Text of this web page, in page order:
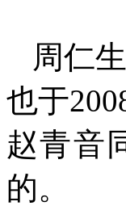
周仁
也于
赵青音
的。